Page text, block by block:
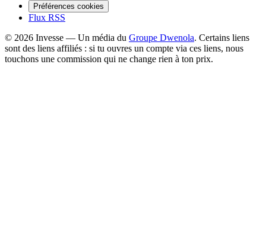
Préférences cookies
Flux RSS
© 2026 Invesse — Un média du Groupe Dwenola. Certains liens
sont des liens affiliés : si tu ouvres un compte via ces liens, nous
touchons une commission qui ne change rien à ton prix.